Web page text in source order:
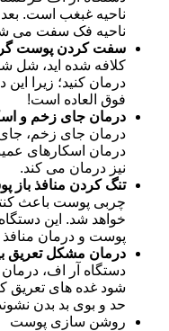
ناحیه غبغب است.
ناحیه فک سفت می
سفت کردن پوست
کلافه شده اید، شل
درمان کنید؛ زیرا
فوق العاده است!
درمان جای زخم و
درمان جای زخم،
درمان اسکارهای
نیز درمان می کند.
تنگ کردن منافذ باز
چربی پوست باعث
خواهد شد. این
پوست و درمان منافذ
درمان مشکل تعریق
دستگاه آر اف،
شود غده های تعریق
حد و بوی بد بدن
روشن سازی پوست